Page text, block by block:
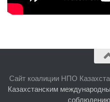
Сайт коалиции НПО
Казахстанским
соблюдению